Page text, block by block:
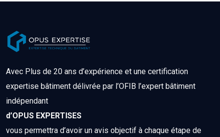
Avec Plus de 20 ans d’expérience et une certification
expertise bâtiment délivrée par l’OFIB l’expert bâtiment
indépendant
d’OPUS EXPERTISES
vous permettra d’avoir un avis objectif à chaque étape de